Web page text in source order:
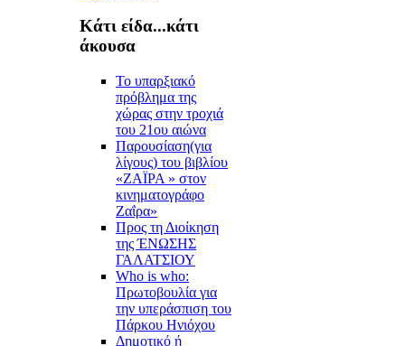
Κάτι είδα...κάτι
άκουσα
Το υπαρξιακό
πρόβλημα της
χώρας στην τροχιά
του 21ου αιώνα
Παρουσίαση(για
λίγους) του βιβλίου
«ΖΑΪΡΑ » στον
κινηματογράφο
Ζαΐρα»
Προς τη Διοίκηση
της ΈΝΩΣΗΣ
ΓΑΛΑΤΣΙΟΥ
Who is who:
Πρωτοβουλία για
την υπεράσπιση του
Πάρκου Ηνιόχου
Δημοτικό ή